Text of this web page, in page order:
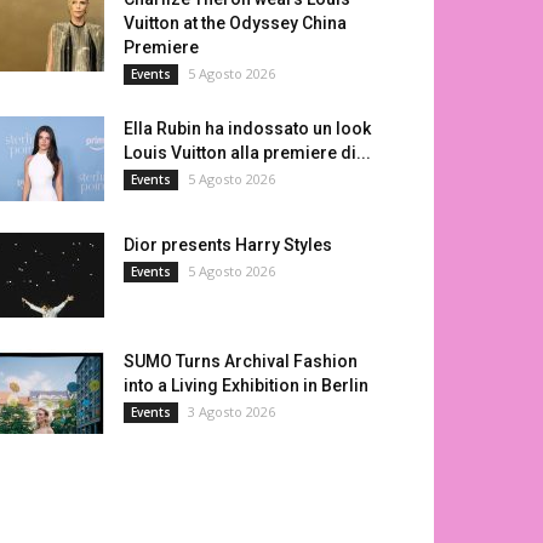
Vuitton at the Odyssey China
Premiere
Events 5 Agosto 2026
Ella Rubin ha indossato un look
Louis Vuitton alla premiere di...
Events 5 Agosto 2026
Dior presents Harry Styles
Events 5 Agosto 2026
SUMO Turns Archival Fashion
into a Living Exhibition in Berlin
Events 3 Agosto 2026